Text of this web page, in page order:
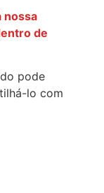
nossa
de
pode
lo com